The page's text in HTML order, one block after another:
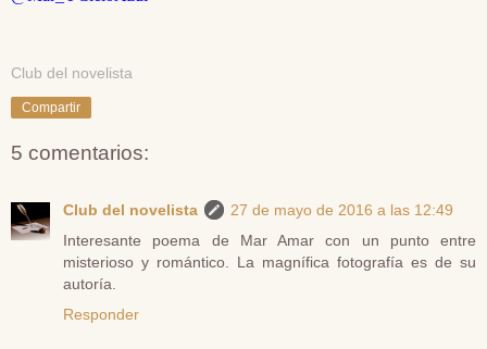
Club del novelista
Compartir
5 comentarios:
Club del novelista
27 de mayo de 2016 a las 12:49
Interesante poema de Mar Amar con un punto entre
misterioso y romántico. La magnífica fotografía es de su
autoría.
Responder